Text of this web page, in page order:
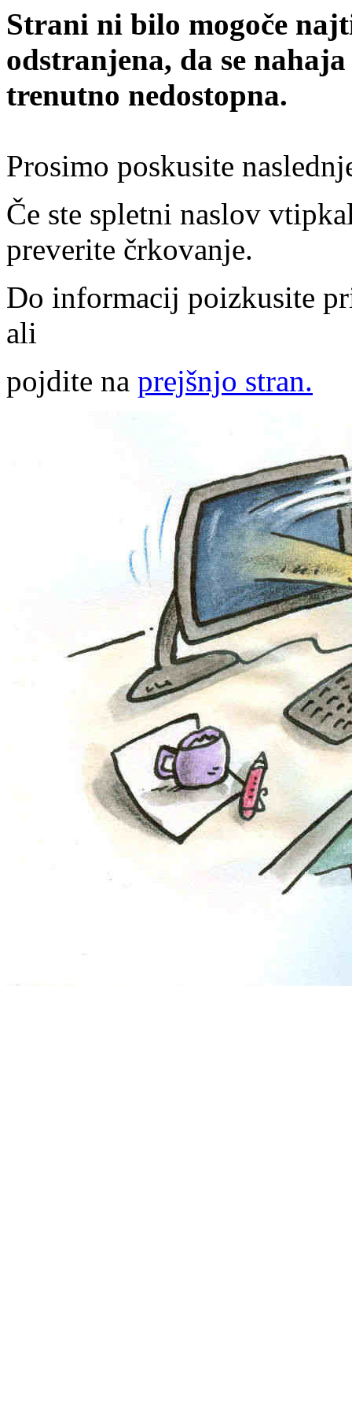
Strani ni bilo mogoče
odstranjena, da se
trenutno nedostopna.
Prosimo poskusite
Če ste spletni naslov
preverite črkovanje.
Do informacij poizkusite
ali
pojdite na prejšnjo stran.